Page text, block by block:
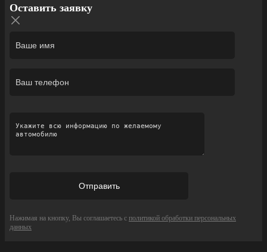
Оставить заявку
Нажимая на кнопку, Вы соглашаетесь с политикой обработки персональных
данных